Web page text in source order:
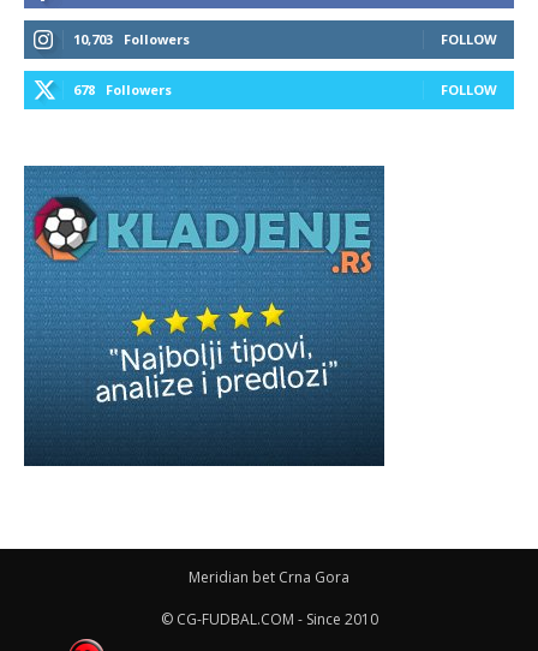
10,703 Followers FOLLOW
678 Followers FOLLOW
Meridian bet Crna Gora
© CG-FUDBAL.COM - Since 2010